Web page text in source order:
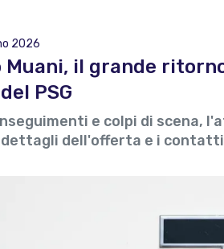
2026
Muani, il grande
PSG
e colpi di scena,
dettagli dell'offerta e i